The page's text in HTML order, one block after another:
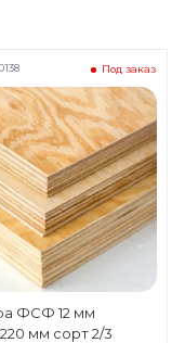
ФСФ 12 мм
мм сорт 2/3
Под заказ